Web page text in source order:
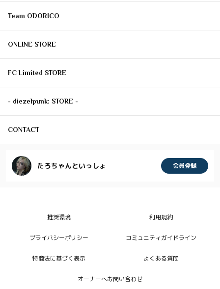
Team ODORICO
ONLINE STORE
FC Limited STORE
- diezelpunk: STORE -
CONTACT
たろちゃんといっしょ 会員登録
推奨環境 利用規約
プライバシーポリシー コミュニティガイドライン
特商法に基づく表示 よくある質問
オーナーへお問い合わせ